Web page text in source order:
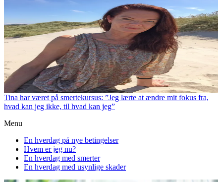
Tina har været på smertekursus: ”Jeg lærte at ændre mit fokus fra,
hvad kan jeg ikke, til hvad kan jeg”
Menu
En hverdag på nye betingelser
Hvem er jeg nu?
En hverdag med smerter
En hverdag med usynlige skader